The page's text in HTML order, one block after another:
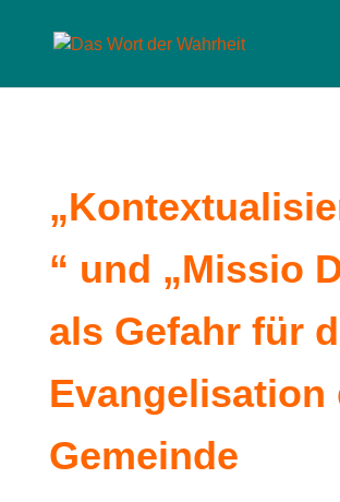
“ und „Missio
als Gefahr für
Evangelisation
Gemeinde